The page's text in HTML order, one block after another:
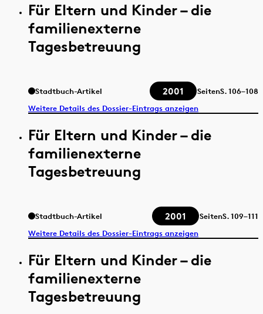
Für Eltern und Kinder – die
familienexterne
Tagesbetreuung
Stadtbuch-Artikel 2001 SeitenS.106–108
Weitere Details des Dossier-Eintrags anzeigen
Für Eltern und Kinder – die
familienexterne
Tagesbetreuung
Stadtbuch-Artikel 2001 SeitenS.109–111
Weitere Details des Dossier-Eintrags anzeigen
Für Eltern und Kinder – die
familienexterne
Tagesbetreuung